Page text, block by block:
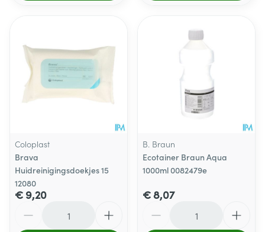
Coloplast
Brava
Huidreinigingsdoekjes 15
12080
€ 9,20
B. Braun
Ecotainer Braun Aqua
1000ml 0082479e
€ 8,07